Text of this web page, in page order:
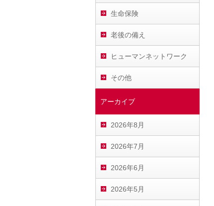
生命保険
老後の備え
ヒューマンネットワーク
その他
アーカイブ
2026年8月
2026年7月
2026年6月
2026年5月